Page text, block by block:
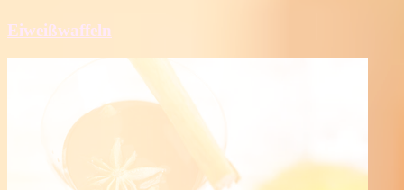
Eiweißwaffeln